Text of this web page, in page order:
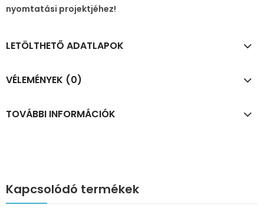
nyomtatási projektjéhez!
LETÖLTHETŐ ADATLAPOK
VÉLEMÉNYEK (0)
TOVÁBBI INFORMÁCIÓK
Kapcsolódó termékek